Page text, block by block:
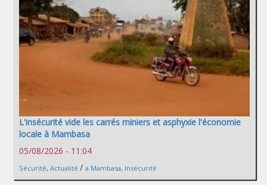
L'insécurité vide les carrés miniers et asphyxie l'économie
locale à Mambasa
05/08/2026 - 11:04
Sécurité, Actualité / a Mambasa, Insécurité